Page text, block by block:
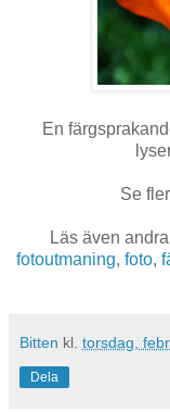
En
Se
Läs även
fotoutmaning, foto,
Bitten kl. torsdag,
Dela